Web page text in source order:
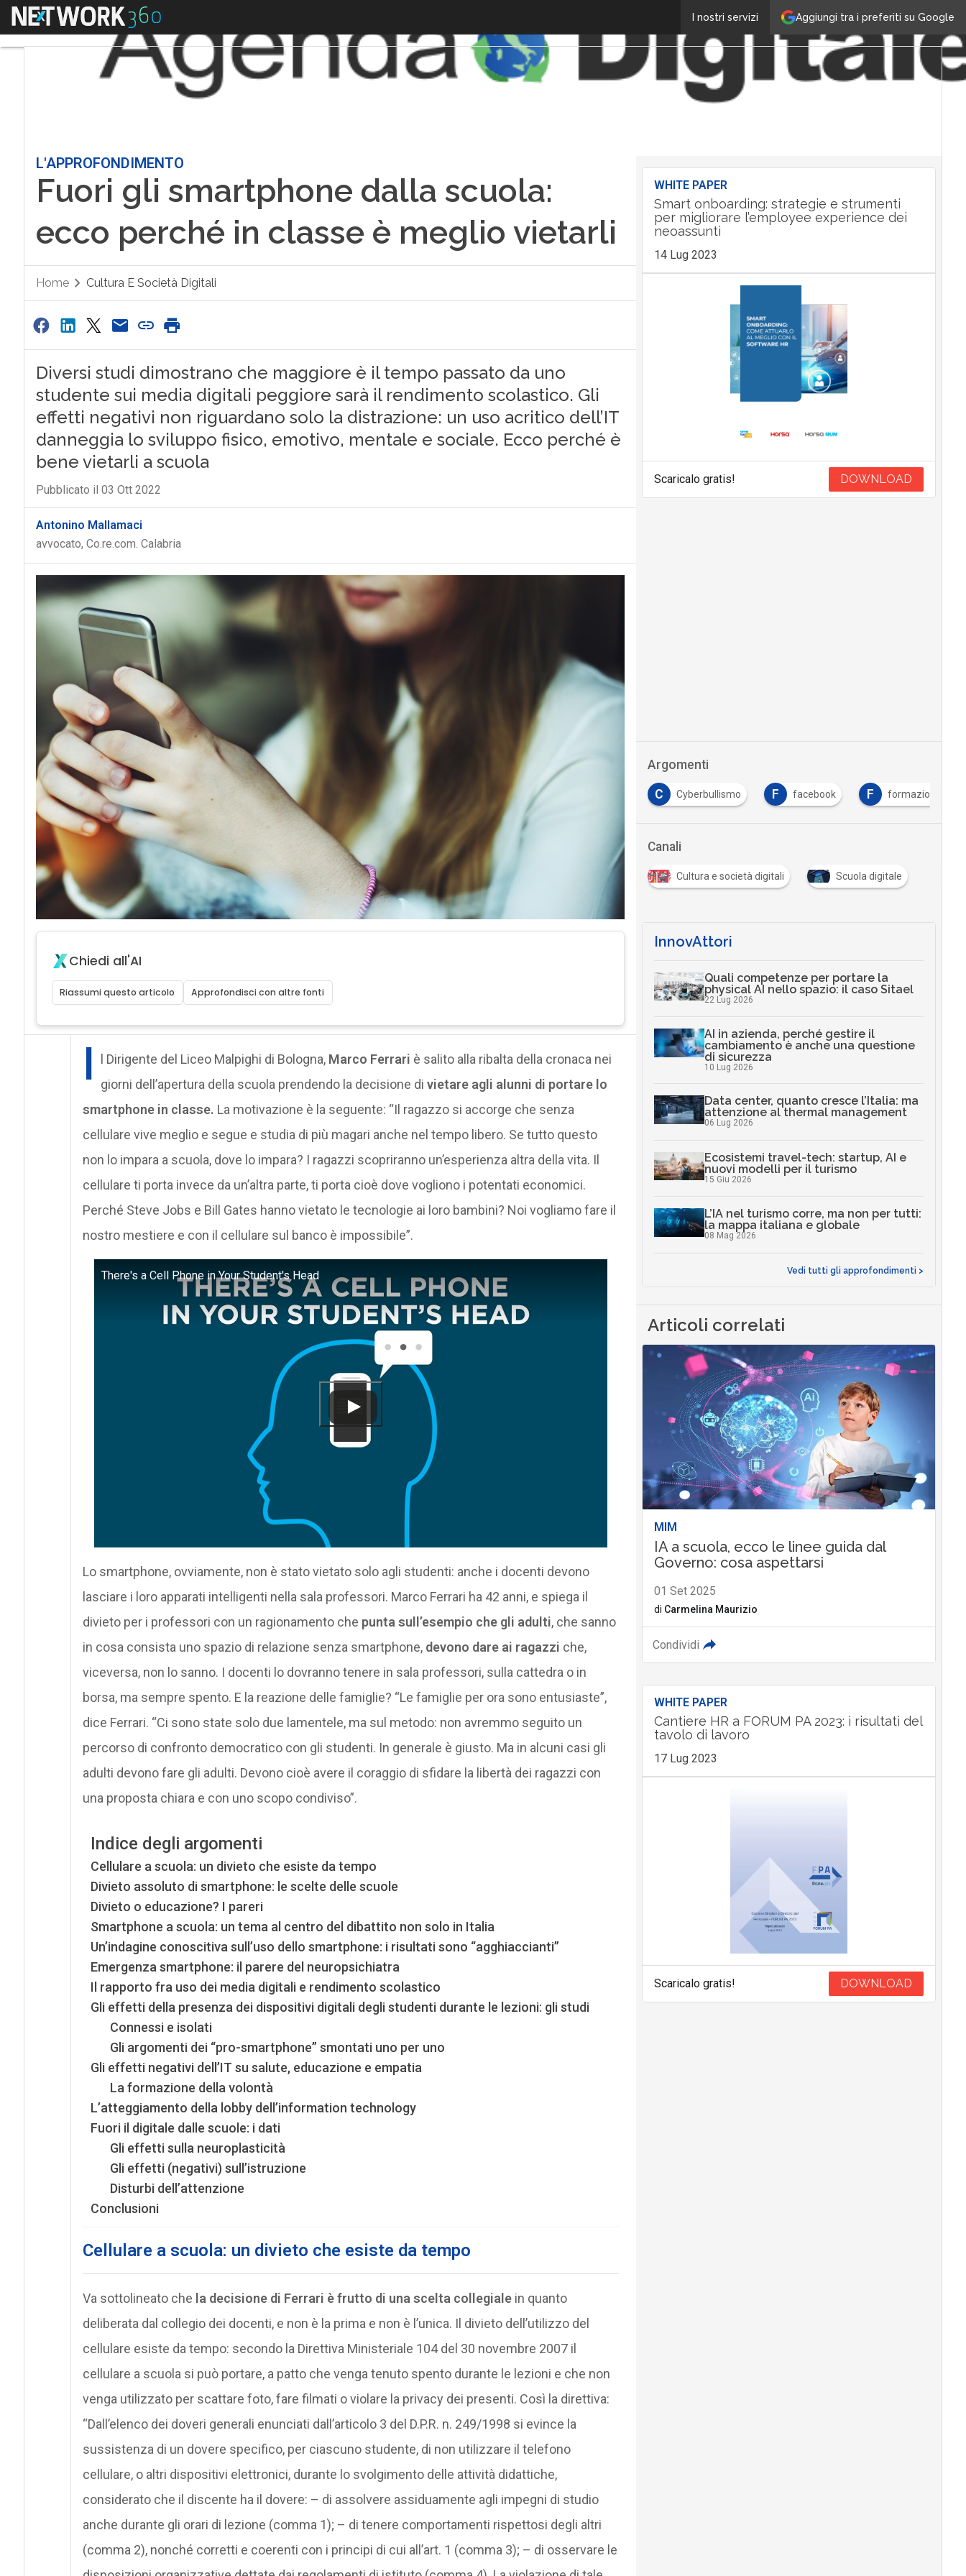
Aggiungi tra i preferiti su Google
I nostri servizi
Menu
L'APPROFONDIMENTO
Fuori gli smartphone dalla scuola:
ecco perché in classe è meglio vietarli
Home Cultura E Società Digitali
Diversi studi dimostrano che maggiore è il tempo passato da uno
studente sui media digitali peggiore sarà il rendimento scolastico. Gli
effetti negativi non riguardano solo la distrazione: un uso acritico dell’IT
danneggia lo sviluppo fisico, emotivo, mentale e sociale. Ecco perché è
bene vietarli a scuola
Pubblicato il 03 Ott 2022
Antonino Mallamaci
avvocato, Co.re.com. Calabria
Chiedi all'AI
Riassumi questo articolo Approfondisci con altre fonti
I l Dirigente del Liceo Malpighi di Bologna, Marco Ferrari è salito alla ribalta della cronaca nei
giorni dell’apertura della scuola prendendo la decisione di vietare agli alunni di portare lo
smartphone in classe. La motivazione è la seguente: “Il ragazzo si accorge che senza
cellulare vive meglio e segue e studia di più magari anche nel tempo libero. Se tutto questo
non lo impara a scuola, dove lo impara? I ragazzi scopriranno un’esperienza altra della vita. Il
cellulare ti porta invece da un’altra parte, ti porta cioè dove vogliono i potentati economici.
Perché Steve Jobs e Bill Gates hanno vietato le tecnologie ai loro bambini? Noi vogliamo fare il
nostro mestiere e con il cellulare sul banco è impossibile”.
There's a Cell Phone in Your Student's Head
Lo smartphone, ovviamente, non è stato vietato solo agli studenti: anche i docenti devono
lasciare i loro apparati intelligenti nella sala professori. Marco Ferrari ha 42 anni, e spiega il
divieto per i professori con un ragionamento che punta sull’esempio che gli adulti, che sanno
in cosa consista uno spazio di relazione senza smartphone,devono dare ai ragazzi che,
viceversa, non lo sanno. I docenti lo dovranno tenere in sala professori, sulla cattedra o in
borsa, ma sempre spento. E la reazione delle famiglie? “Le famiglie per ora sono entusiaste”,
dice Ferrari. “Ci sono state solo due lamentele, ma sul metodo: non avremmo seguito un
percorso di confronto democratico con gli studenti. In generale è giusto. Ma in alcuni casi gli
adulti devono fare gli adulti. Devono cioè avere il coraggio di sfidare la libertà dei ragazzi con
una proposta chiara e con uno scopo condiviso”.
Indice degli argomenti
Cellulare a scuola: un divieto che esiste da tempo
Divieto assoluto di smartphone: le scelte delle scuole
Divieto o educazione? I pareri
Smartphone a scuola: un tema al centro del dibattito non solo in Italia
Un’indagine conoscitiva sull’uso dello smartphone: i risultati sono “agghiaccianti”
Emergenza smartphone: il parere del neuropsichiatra
Il rapporto fra uso dei media digitali e rendimento scolastico
Gli effetti della presenza dei dispositivi digitali degli studenti durante le lezioni: gli studi
Connessi e isolati
Gli argomenti dei “pro-smartphone” smontati uno per uno
Gli effetti negativi dell’IT su salute, educazione e empatia
La formazione della volontà
L’atteggiamento della lobby dell’information technology
Fuori il digitale dalle scuole: i dati
Gli effetti sulla neuroplasticità
Gli effetti (negativi) sull’istruzione
Disturbi dell’attenzione
Conclusioni
Cellulare a scuola: un divieto che esiste da tempo
Va sottolineato che la decisione di Ferrari è frutto di una scelta collegialein quanto
deliberata dal collegio dei docenti, e non è la prima e non è l’unica. Il divieto dell’utilizzo del
cellulare esiste da tempo: secondo la Direttiva Ministeriale 104 del 30 novembre 2007 il
cellulare a scuola si può portare, a patto che venga tenuto spento durante le lezioni e che non
venga utilizzato per scattare foto, fare filmati o violare la privacy dei presenti. Così la direttiva:
“Dall’elenco dei doveri generali enunciati dall’articolo 3 del D.P.R. n. 249/1998 si evince la
sussistenza di un dovere specifico, per ciascuno studente, di non utilizzare il telefono
cellulare, o altri dispositivi elettronici, durante lo svolgimento delle attività didattiche,
considerato che il discente ha il dovere: – di assolvere assiduamente agli impegni di studio
anche durante gli orari di lezione (comma 1); – di tenere comportamenti rispettosi degli altri
(comma 2), nonché corretti e coerenti con i principi di cui all’art. 1 (comma 3); – di osservare le
WHITE PAPER
Smart onboarding: strategie e strumenti
per migliorare l’employee experience dei
neoassunti
14 Lug 2023
Scaricalo gratis! DOWNLOAD
Argomenti
C Cyberbullismo F facebook F formazione
Canali
Cultura e società digitali Scuola digitale
InnovAttori
Quali competenze per portare la
physical AI nello spazio: il caso Sitael
22 Lug 2026
AI in azienda, perché gestire il
cambiamento è anche una questione
di sicurezza
10 Lug 2026
Data center, quanto cresce l’Italia: ma
attenzione al thermal management
06 Lug 2026
Ecosistemi travel-tech: startup, AI e
nuovi modelli per il turismo
15 Giu 2026
L’IA nel turismo corre, ma non per tutti:
la mappa italiana e globale
08 Mag 2026
Vedi tutti gli approfondimenti >
Articoli correlati
MIM
IA a scuola, ecco le linee guida dal
Governo: cosa aspettarsi
01 Set 2025
di Carmelina Maurizio
Condividi
WHITE PAPER
Cantiere HR a FORUM PA 2023: i risultati del
tavolo di lavoro
17 Lug 2023
Scaricalo gratis! DOWNLOAD